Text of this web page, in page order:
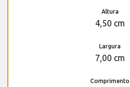
Altura
4,50 cm
Largura
7,00 cm
Comprimento